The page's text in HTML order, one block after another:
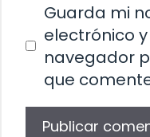
Guarda mi
electrónico
navegador
que